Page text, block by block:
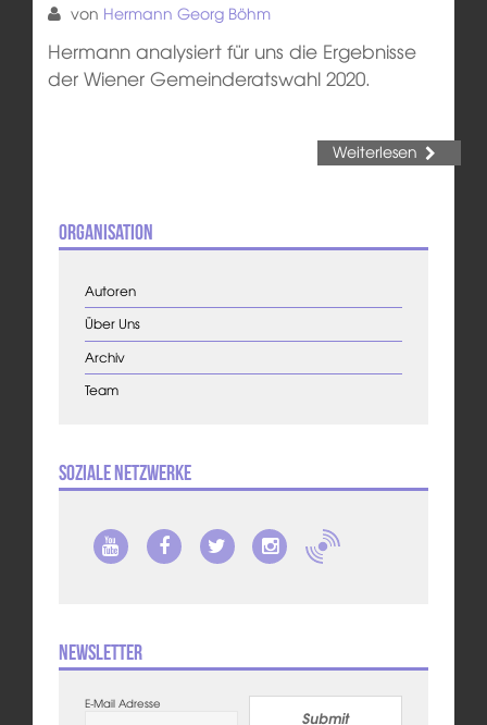
von Hermann Georg Böhm
Hermann analysiert für uns die Ergebnisse
der Wiener Gemeinderatswahl 2020.
Weiterlesen
Organisation
Autoren
Über Uns
Archiv
Team
Soziale Netzwerke
Newsletter
E-Mail Adresse
Submit